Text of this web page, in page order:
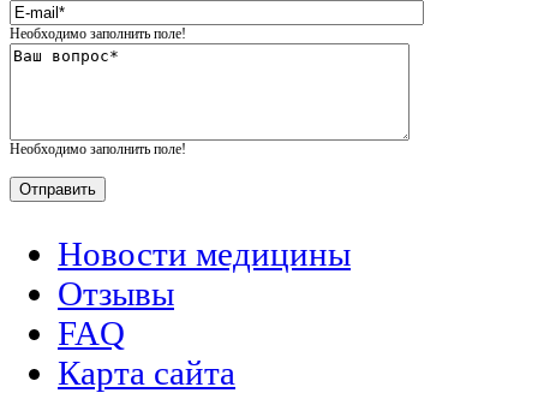
Гастроэнтерология
Медицинская генетика
Пластическая медицина
Псориаз
Необходимо заполнить поле!
Необходимо заполнить поле!
Новости медицины
Отзывы
FAQ
Карта сайта